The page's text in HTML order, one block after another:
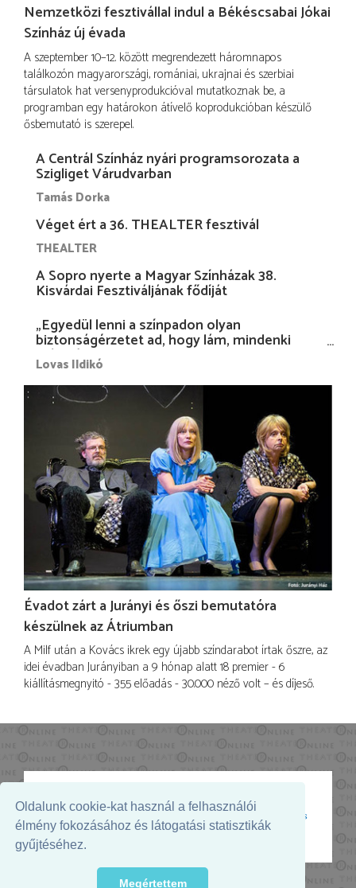
Oldalunk cookie-kat használ a felhasználói
élmény fokozásához és látogatási statisztikák
gyűjtéséhez.
Megértettem
Nemzetközi fesztivállal indul a Békéscsabai Jókai
Színház új évada
A szeptember 10–12. között megrendezett háromnapos
találkozón magyarországi, romániai, ukrajnai és szerbiai
társulatok hat versenyprodukcióval mutatkoznak be, a
programban egy határokon átívelő koprodukcióban készülő
ősbemutató is szerepel.
A Centrál Színház nyári programsorozata a
Szigliget Várudvarban
Tamás Dorka
Véget ért a 36. THEALTER fesztivál
THEALTER
A Sopro nyerte a Magyar Színházak 38.
Kisvárdai Fesztiváljának fődíját
„Egyedül lenni a színpadon olyan
biztonságérzetet ad, hogy lám, mindenki
más nélkül is megvagyok magammal…”
Lovas Ildikó
Évadot zárt a Jurányi és őszi bemutatóra
készülnek az Átriumban
A Milf után a Kovács ikrek egy újabb színdarabot írtak őszre, az
idei évadban Jurányiban a 9 hónap alatt 18 premier - 6
kiállításmegnyitó - 355 előadás - 30.000 néző volt – és díjeső.
Az oldal megjelenését támogatja: